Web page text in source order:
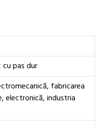
cu pas dur
fabricarea
electronică, industria